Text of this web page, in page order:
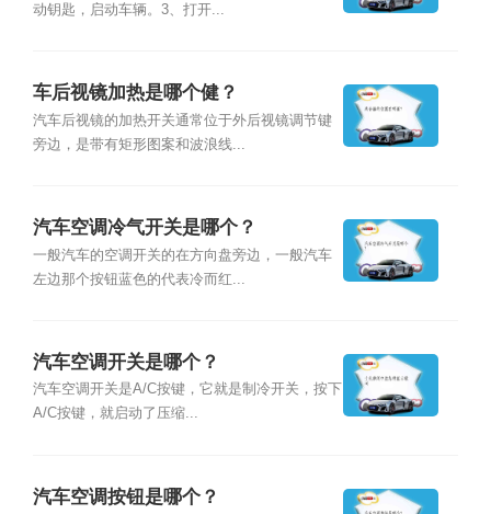
动钥匙，启动车辆。3、打开...
车后视镜加热是哪个健？
汽车后视镜的加热开关通常位于外后视镜调节键
旁边，是带有矩形图案和波浪线...
汽车空调冷气开关是哪个？
一般汽车的空调开关的在方向盘旁边，一般汽车
左边那个按钮蓝色的代表冷而红...
汽车空调开关是哪个？
汽车空调开关是A/C按键，它就是制冷开关，按下
A/C按键，就启动了压缩...
汽车空调按钮是哪个？